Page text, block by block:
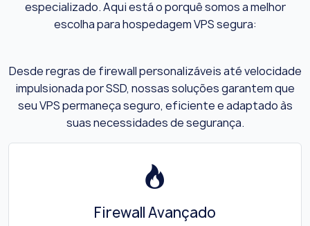
especializado. Aqui está o porquê somos a melhor
escolha para hospedagem VPS segura:
Desde regras de firewall personalizáveis até velocidade
impulsionada por SSD, nossas soluções garantem que
seu VPS permaneça seguro, eficiente e adaptado às
suas necessidades de segurança.
Firewall Avançado